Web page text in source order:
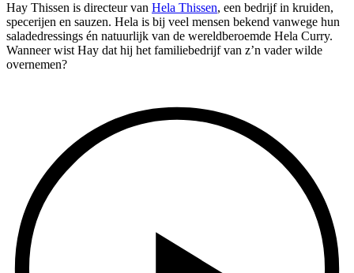
Hay Thissen is directeur van Hela Thissen, een bedrijf in kruiden,
specerijen en sauzen. Hela is bij veel mensen bekend vanwege hun
saladedressings én natuurlijk van de wereldberoemde Hela Curry.
Wanneer wist Hay dat hij het familiebedrijf van z’n vader wilde
overnemen?